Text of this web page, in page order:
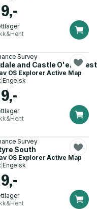
Survey
and Castle O'er Forest
OS Explorer Active Map
|Engelsk
Survey
South
OS Explorer Active Map
|Engelsk